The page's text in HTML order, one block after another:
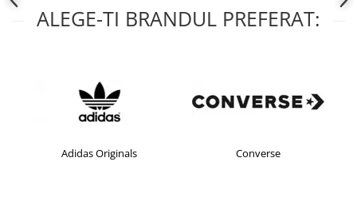
ALEGE-TI BRANDUL PREFERAT:
Adidas Originals Converse